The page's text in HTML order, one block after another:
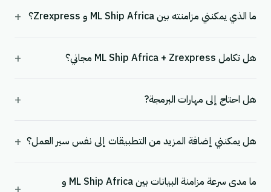
ما الذي يمكنني مزامنته بين ML Ship Africa و Zrexpress؟ +
هل تكامل ML Ship Africa + Zrexpress مجاني؟ +
هل احتاج إلى مهارات البرمجة? +
هل يمكنني إضافة المزيد من التطبيقات إلى نفس سير العمل؟ +
ما مدى سرعة مزامنة البيانات بين ML Ship Africa و